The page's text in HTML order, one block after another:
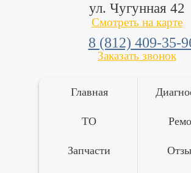
ул. Чугунная 42
Смотреть на карте
8 (812) 409-35-
Заказать звонок
Главная
ТО
Запчасти